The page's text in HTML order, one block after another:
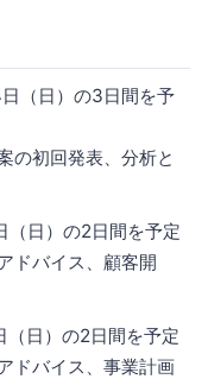
（日）の3日間を予
の初回発表、分析と
（日）の2日間を予定
ドバイス、顧客開
（日）の2日間を予定
ドバイス、事業計画